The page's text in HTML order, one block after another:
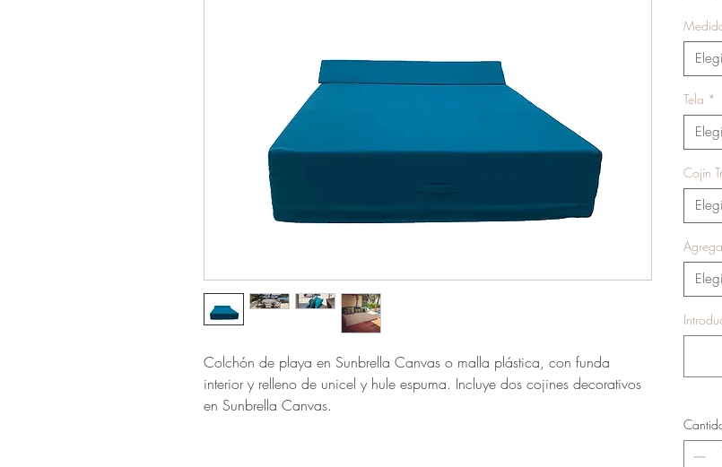
Colchón de playa en Sunbrella Canvas o malla plástica, con funda
interior y relleno de unicel y hule espuma. Incluye dos cojines decorativos
en Sunbrella Canvas.
Tela *
Cojín